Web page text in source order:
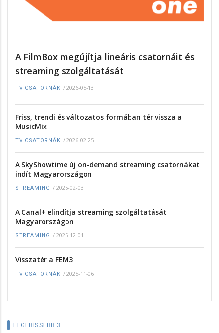
A FilmBox megújítja lineáris csatornáit és
streaming szolgáltatását
TV CSATORNÁK / 2026-05-13
Friss, trendi és változatos formában tér vissza a
MusicMix
TV CSATORNÁK / 2026-02-25
A SkyShowtime új on-demand streaming csatornákat
indít Magyarországon
STREAMING / 2026-02-03
A Canal+ elindítja streaming szolgáltatását
Magyarországon
STREAMING / 2025-12-01
Visszatér a FEM3
TV CSATORNÁK / 2025-11-06
LEGFRISSEBB 3